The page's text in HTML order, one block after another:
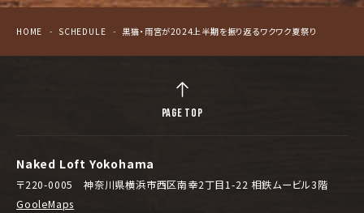
HOME SCHEDULE 黒猫・雨宮が2024上半期を振り返るワクワク夏祭り
Naked Loft Yokohama
〒220-0005 神奈川県横浜市西区南幸2丁目1-22 相鉄ムービル3階
GooleMaps
PAGE TOP